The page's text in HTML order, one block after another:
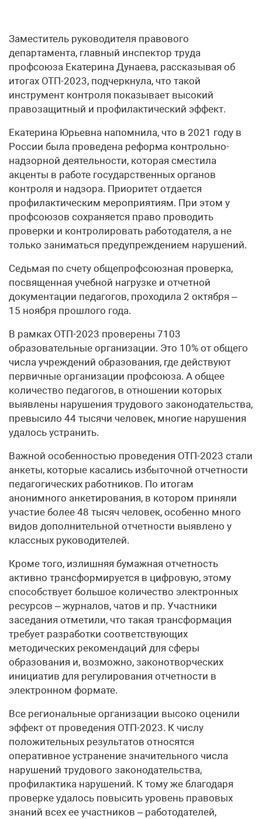
Заместитель руководителя правового
департамента, главный инспектор труда
профсоюза Екатерина Дунаева, рассказывая об
итогах ОТП-2023, подчеркнула, что такой
инструмент контроля показывает высокий
правозащитный и профилактический эффект.
Екатерина Юрьевна напомнила, что в 2021 году в
России была проведена реформа контрольно-
надзорной деятельности, которая сместила
акценты в работе государственных органов
контроля и надзора. Приоритет отдается
профилактическим мероприятиям. При этом у
профсоюзов сохраняется право проводить
проверки и контролировать работодателя, а не
только заниматься предупреждением нарушений.
Седьмая по счету общепрофсоюзная проверка,
посвященная учебной нагрузке и отчетной
документации педагогов, проходила 2 октября –
15 ноября прошлого года.
В рамках ОТП-2023 проверены 7103
образовательные организации. Это 10% от общего
числа учреждений образования, где действуют
первичные организации профсоюза. А общее
количество педагогов, в отношении которых
выявлены нарушения трудового законодательства,
превысило 44 тысячи человек, многие нарушения
удалось устранить.
Важной особенностью проведения ОТП-2023 стали
анкеты, которые касались избыточной отчетности
педагогических работников. По итогам
анонимного анкетирования, в котором приняли
участие более 48 тысяч человек, особенно много
видов дополнительной отчетности выявлено у
классных руководителей.
Кроме того, излишняя бумажная отчетность
активно трансформируется в цифровую, этому
способствует большое количество электронных
ресурсов – журналов, чатов и пр. Участники
заседания отметили, что такая трансформация
требует разработки соответствующих
методических рекомендаций для сферы
образования и, возможно, законотворческих
инициатив для регулирования отчетности в
электронном формате.
Все региональные организации высоко оценили
эффект от проведения ОТП-2023. К числу
положительных результатов относятся
оперативное устранение значительного числа
нарушений трудового законодательства,
профилактика нарушений. К тому же благодаря
проверке удалось повысить уровень правовых
знаний всех ее участников – работодателей,